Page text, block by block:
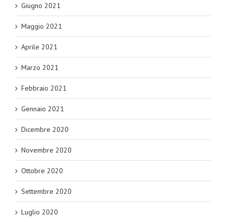
Giugno 2021
Maggio 2021
Aprile 2021
Marzo 2021
Febbraio 2021
Gennaio 2021
Dicembre 2020
Novembre 2020
Ottobre 2020
Settembre 2020
Luglio 2020